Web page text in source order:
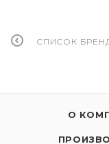
СПИСОК
О